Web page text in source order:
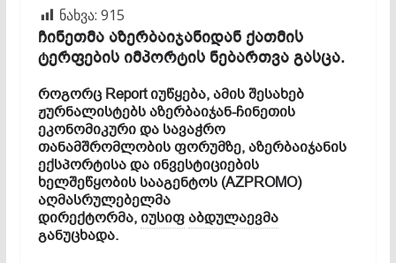
ნახვა: 915
ჩინეთმა აზერბაიჯანიდან ქათმის
ტერფების იმპორტის ნებართვა გასცა.
როგორც Report იუწყება, ამის შესახებ
ჟურნალისტებს აზერბაიჯან-ჩინეთის
ეკონომიკური და სავაჭრო
თანამშრომლობის ფორუმზე, აზერბაიჯანის
ექსპორტისა და ინვესტიციების
ხელშეწყობის სააგენტოს (AZPROMO)
აღმასრულებელმა
დირექტორმა,იუსიფაბდულაევმა
განუცხადა.